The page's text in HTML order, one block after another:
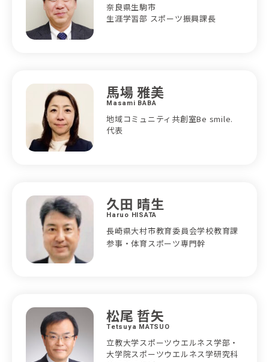
奈良県生駒市
生涯学習部 スポーツ振興課長
馬場 雅美
Masami BABA
地域コミュニティ共創室Be smile.
代表
久田 晴生
Haruo HISATA
長崎県大村市教育委員会学校教育課
参事・体育スポーツ専門幹
松尾 哲矢
Tetsuya MATSUO
立教大学スポーツウエルネス学部・
大学院スポーツウエルネス学研究科